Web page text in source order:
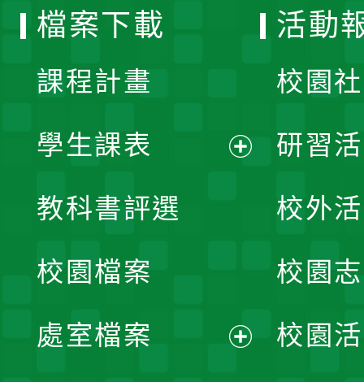
檔案下載
課程計畫
學生課表
單
教科書評選
校園檔案
處室檔案
活動
校園
研習
校外
校園
校園